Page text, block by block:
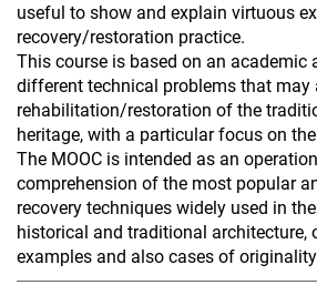
useful to show and explain virtuous
recovery/restoration practice.
This course is based on an academic
different technical problems that may
rehabilitation/restoration of the
heritage, with a particular focus on
The MOOC is intended as an
comprehension of the most popular
recovery techniques widely used in
historical and traditional architecture,
examples and also cases of